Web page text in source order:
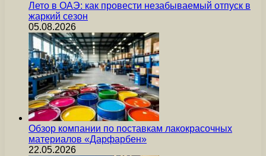
Лето в ОАЭ: как провести незабываемый отпуск в
жаркий сезон
05.08.2026
Обзор компании по поставкам лакокрасочных
материалов «Дарфарбен»
22.05.2026